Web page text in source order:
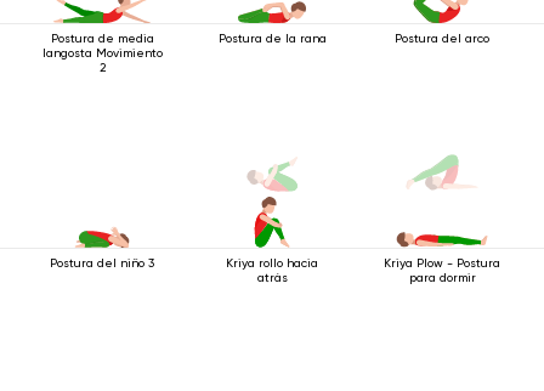
Postura de media
langosta Movimiento
2
Postura de la rana Postura del arco
Postura del niño 3
Kriya rollo hacia
atrás
Kriya Plow - Postura
para dormir